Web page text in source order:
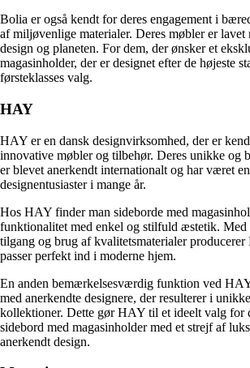
Bolia er også kendt for deres engagement i
af miljøvenlige materialer. Deres møbler er lavet
design og planeten. For dem, der ønsker et
magasinholder, der er designet efter de højeste
førsteklasses valg.
HAY
HAY er en dansk designvirksomhed, der er
innovative møbler og tilbehør. Deres unikke og
er blevet anerkendt internationalt og har været
designentusiaster i mange år.
Hos HAY finder man sideborde med
funktionalitet med enkel og stilfuld æstetik. Med
tilgang og brug af kvalitetsmaterialer
passer perfekt ind i moderne hjem.
En anden bemærkelsesværdig funktion ved
med anerkendte designere, der resulterer i
kollektioner. Dette gør HAY til et ideelt valg for
sidebord med magasinholder med et strejf af
anerkendt design.